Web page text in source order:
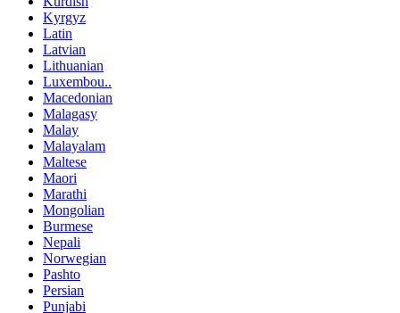
Kyrgyz
Latin
Latvian
Lithuanian
Luxembou..
Macedonian
Malagasy
Malay
Malayalam
Maltese
Maori
Marathi
Mongolian
Burmese
Nepali
Norwegian
Pashto
Persian
Punjabi